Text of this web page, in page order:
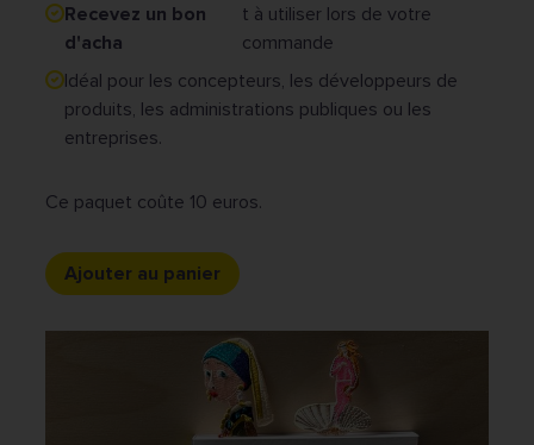
Recevez un bon
d'acha
t à utiliser lors de votre
commande
Idéal pour les concepteurs, les développeurs de
produits, les administrations publiques ou les
entreprises.
Ce paquet coûte 10 euros.
Ajouter au panier